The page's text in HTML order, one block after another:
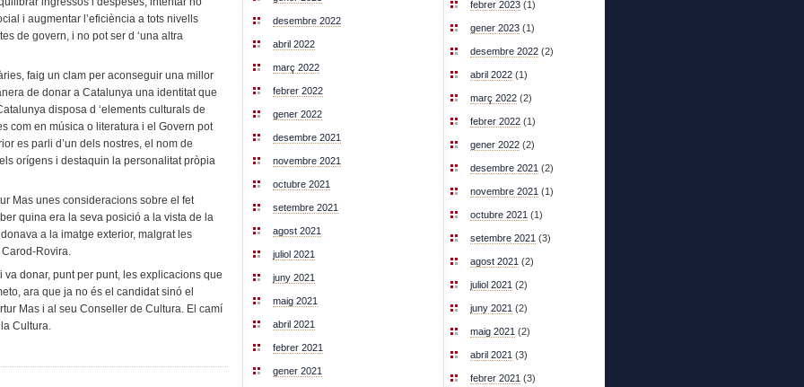
i augmentar l’eficiència a tots nivells
de govern, i no pot ser d ‘una altra
faig un clam per aconseguir una millor
de donar a Catalunya una identitat que
disposa d ‘elements culturals de
com en música o literatura i el Govern pot
es parli d’un dels nostres, el nom de
orígens i destaquin la personalitat pròpia
Mas unes consideracions sobre el fet
quina era la seva posició a la vista de la
a la imatge exterior, malgrat les
Rovira.
donar, punt per punt, les explicacions que
ara que ja no és el candidat sinó el
Mas i al seu Conseller de Cultura. El camí
Cultura.
desembre 2022
abril 2022
març 2022
febrer 2022
gener 2022
desembre 2021
novembre 2021
octubre 2021
setembre 2021
agost 2021
juliol 2021
juny 2021
maig 2021
abril 2021
febrer 2021
gener 2021
febrer 2023 (1)
gener 2023 (1)
desembre 2022 (2)
abril 2022 (1)
març 2022 (2)
febrer 2022 (1)
gener 2022 (2)
desembre 2021 (2)
novembre 2021 (1)
octubre 2021 (1)
setembre 2021 (3)
agost 2021 (2)
juliol 2021 (2)
juny 2021 (2)
maig 2021 (2)
abril 2021 (3)
febrer 2021 (3)